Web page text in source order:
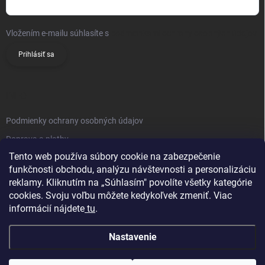
Tento web používa súbory cookie na zabezpečenie
funkčnosti obchodu, analýzu návštevnosti a personalizáciu
reklamy. Kliknutím na „Súhlasím" povolíte všetky kategórie
cookies. Svoju voľbu môžete kedykoľvek zmeniť. Viac
informácií nájdete tu.
Nastavenie
Vložením e-mailu súhlasíte s
Prihlásiť sa
Podmienky ochrany osobných údajov
Doprava a platby
Obchodné podmienky
Reklamačný poriadok
Vrátenie tovaru
Kontakty